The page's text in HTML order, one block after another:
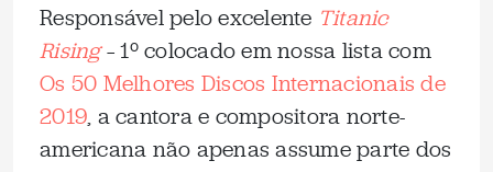
Responsável pelo excelente Titanic
Rising– 1º colocado em nossa lista com
Os 50 Melhores Discos Internacionais de
2019, a cantora e compositora norte-
americana não apenas assume parte dos